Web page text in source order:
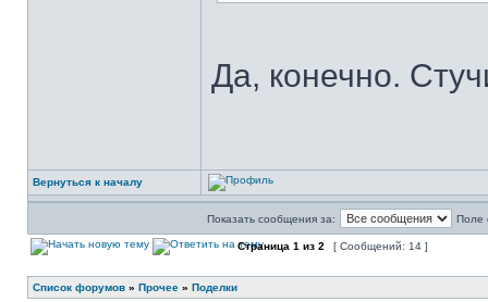
Да, конечно.
Вернуться к началу
Показать сообщения за: Поле
Страница 1 из 2 [ Сообщений: 14 ]
Список форумов » Прочее » Поделки